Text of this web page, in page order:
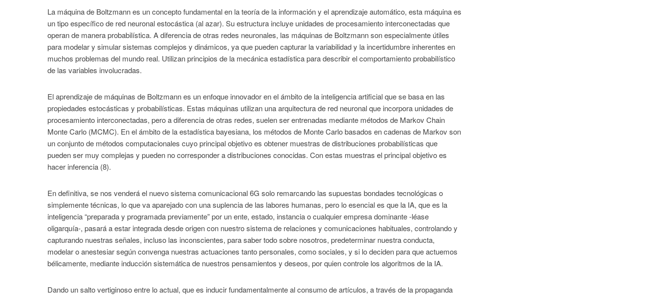
La máquina de Boltzmann es un concepto fundamental en la teoría de la información y el aprendizaje automático, esta máquina es
un tipo específico de red neuronal estocástica (al azar). Su estructura incluye unidades de procesamiento interconectadas que
operan de manera probabilística. A diferencia de otras redes neuronales, las máquinas de Boltzmann son especialmente útiles
para modelar y simular sistemas complejos y dinámicos, ya que pueden capturar la variabilidad y la incertidumbre inherentes en
muchos problemas del mundo real. Utilizan principios de la mecánica estadística para describir el comportamiento probabilístico
de las variables involucradas.
El aprendizaje de máquinas de Boltzmann es un enfoque innovador en el ámbito de la inteligencia artificial que se basa en las
propiedades estocásticas y probabilísticas. Estas máquinas utilizan una arquitectura de red neuronal que incorpora unidades de
procesamiento interconectadas, pero a diferencia de otras redes, suelen ser entrenadas mediante métodos de Markov Chain
Monte Carlo (MCMC). En el ámbito de la estadística bayesiana, los métodos de Monte Carlo basados en cadenas de Markov son
un conjunto de métodos computacionales cuyo principal objetivo es obtener muestras de distribuciones probabilísticas que
pueden ser muy complejas y pueden no corresponder a distribuciones conocidas. Con estas muestras el principal objetivo es
hacer inferencia (8).
En definitiva, se nos venderá el nuevo sistema comunicacional 6G solo remarcando las supuestas bondades tecnológicas o
simplemente técnicas, lo que va aparejado con una suplencia de las labores humanas, pero lo esencial es que la IA, que es la
inteligencia “preparada y programada previamente” por un ente, estado, instancia o cualquier empresa dominante -léase
oligarquía-, pasará a estar integrada desde origen con nuestro sistema de relaciones y comunicaciones habituales, controlando y
capturando nuestras señales, incluso las inconscientes, para saber todo sobre nosotros, predeterminar nuestra conducta,
modelar o anestesiar según convenga nuestras actuaciones tanto personales, como sociales, y si lo deciden para que actuemos
bélicamente, mediante inducción sistemática de nuestros pensamientos y deseos, por quien controle los algoritmos de la IA.
Dando un salto vertiginoso entre lo actual, que es inducir fundamentalmente al consumo de artículos, a través de la propaganda